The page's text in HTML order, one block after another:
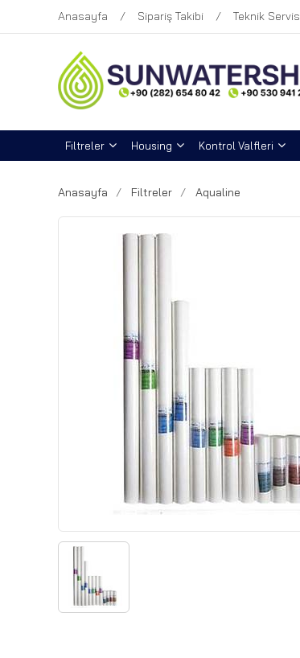
Anasayfa Sipariş Takibi Teknik Servis
Filtreler Housing Kontrol Valfleri
Anasayfa Filtreler Aqualine